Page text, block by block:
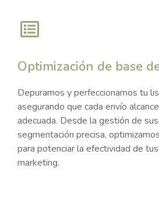
Optimización de base
Depuramos y perfeccionamos tu
asegurando que cada envío
adecuada. Desde la gestión de
segmentación precisa,
para potenciar la efectividad de
marketing.